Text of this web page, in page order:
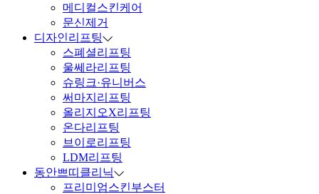
메디컬스킨케어
문신제거
디자인리프팅
스폐셜리프팅
울쎄라리프팅
슈링크·유니버스
써마지리프팅
올리지오X리프팅
온다리프팅
브이로리프팅
LDM리프팅
동안쁘띠클리닉
프리미엄스킨부스터